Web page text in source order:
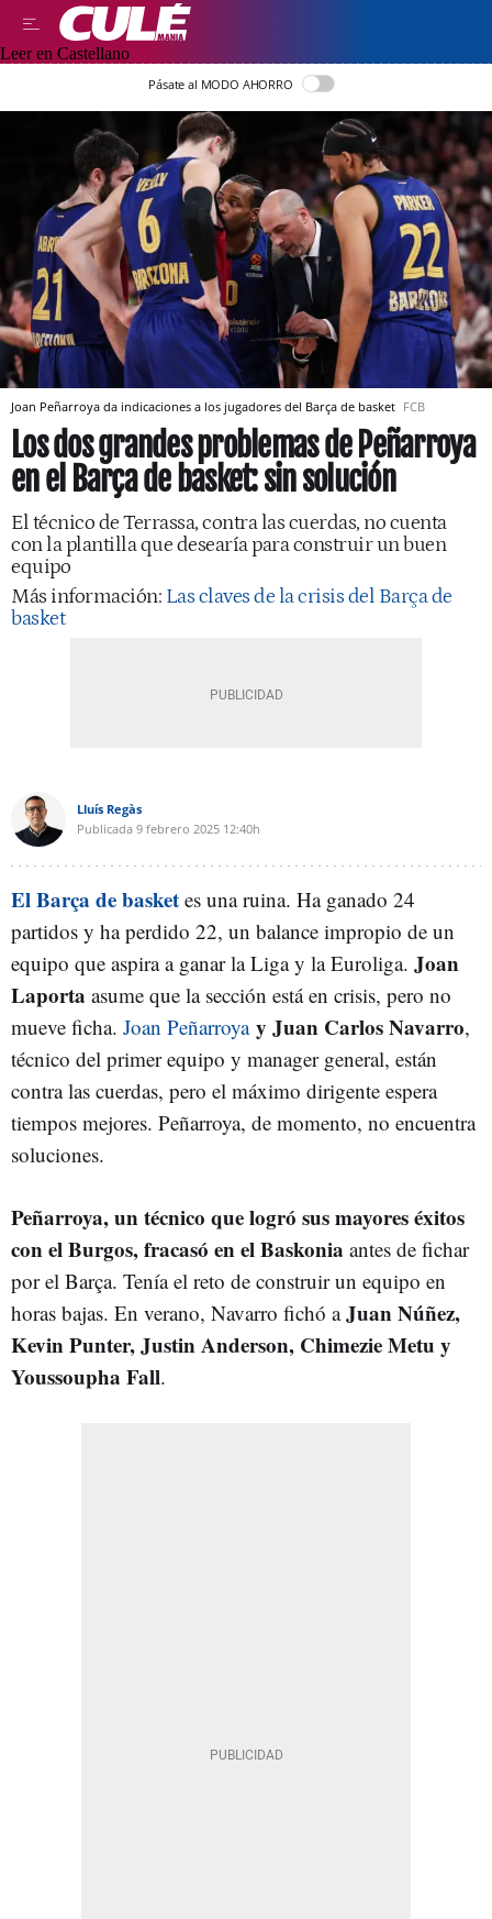
Leer en Castellano
Pásate al MODO AHORRO
Joan Peñarroya da indicaciones a los jugadores del Barça de basket FCB
Los dos grandes problemas de Peñarroya
en el Barça de basket: sin solución
El técnico de Terrassa, contra las cuerdas, no cuenta
con la plantilla que desearía para construir un buen
equipo
Más información: Las claves de la crisis del Barça de
basket
Lluís Regàs
Publicada 9 febrero 2025 12:40h
El Barça de basket es una ruina. Ha ganado 24
partidos y ha perdido 22, un balance impropio de un
equipo que aspira a ganar la Liga y la Euroliga. Joan
Laporta asume que la sección está en crisis, pero no
mueve ficha. Joan Peñarroyay Juan Carlos Navarro,
técnico del primer equipo y manager general, están
contra las cuerdas, pero el máximo dirigente espera
tiempos mejores. Peñarroya, de momento, no encuentra
soluciones.
Peñarroya, un técnico que logró sus mayores éxitos
con el Burgos, fracasó en el Baskonia antes de fichar
por el Barça. Tenía el reto de construir un equipo en
horas bajas. En verano, Navarro fichó aJuan Núñez,
Kevin Punter, Justin Anderson, Chimezie Metu y
Youssoupha Fall.